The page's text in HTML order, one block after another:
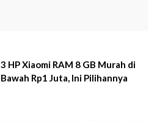
3 HP Xiaomi RAM 8 GB Murah di
Bawah Rp1 Juta, Ini Pilihannya